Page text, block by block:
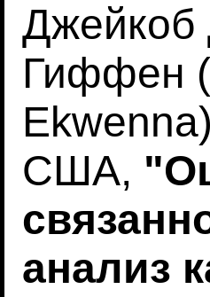
Джейкоб
Гиффен
США,
анализ